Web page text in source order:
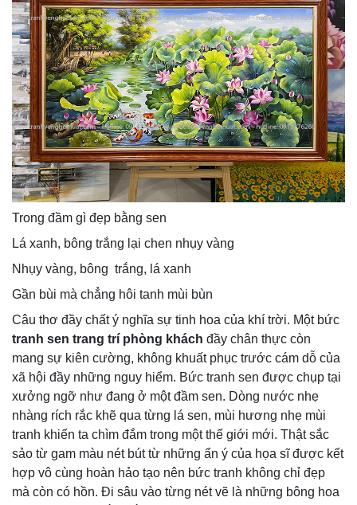
Trong đầm gì đẹp bằng sen
Lá xanh, bông trắng lại chen nhụy vàng
Nhụy vàng, bông trắng, lá xanh
Gần bùi mà chẳng hôi tanh mùi bùn
Câu thơ đầy chất ý nghĩa sự tinh hoa của khí trời. Một bức
tranh sen trang trí phòng khách đầy chân thực còn
mang sự kiên cường, không khuất phục trước cám dỗ của
xã hội đầy những nguy hiểm. Bức tranh sen được chụp tại
xưởng ngỡ như đang ở một đầm sen. Dòng nước nhẹ
nhàng rích rắc khẽ qua từng lá sen, mùi hương nhẹ mùi
tranh khiến ta chìm đắm trong một thế giới mới. Thật sắc
sảo từ gam màu nét bút từ những ẩn ý của họa sĩ được kết
hợp vô cùng hoàn hảo tạo nên bức tranh không chỉ đẹp
mà còn có hồn. Đi sâu vào từng nét vẽ là những bông hoa